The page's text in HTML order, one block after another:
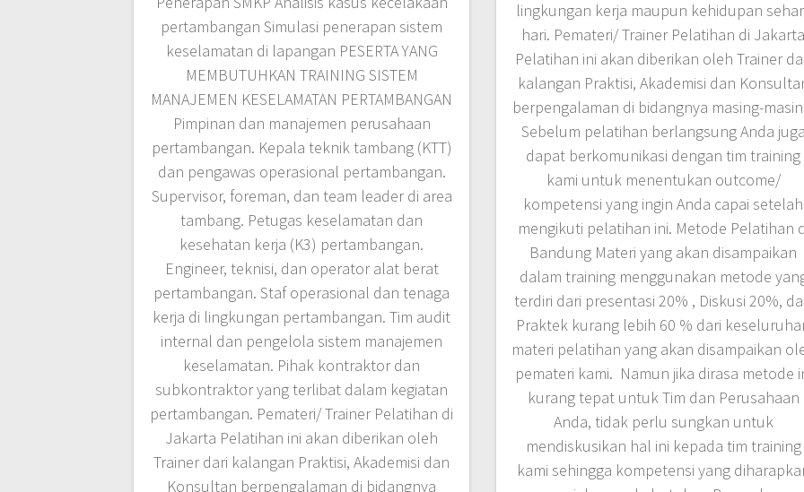
pertambangan Simulasi penerapan sistem
keselamatan di lapangan PESERTA YANG
MEMBUTUHKAN TRAINING SISTEM
MANAJEMEN KESELAMATAN PERTAMBANGAN
Pimpinan dan manajemen perusahaan
pertambangan. Kepala teknik tambang (KTT)
dan pengawas operasional pertambangan.
Supervisor, foreman, dan team leader di area
tambang. Petugas keselamatan dan
kesehatan kerja (K3) pertambangan.
Engineer, teknisi, dan operator alat berat
pertambangan. Staf operasional dan tenaga
kerja di lingkungan pertambangan. Tim audit
internal dan pengelola sistem manajemen
keselamatan. Pihak kontraktor dan
subkontraktor yang terlibat dalam kegiatan
pertambangan. Pemateri/ Trainer Pelatihan di
Jakarta Pelatihan ini akan diberikan oleh
Trainer dari kalangan Praktisi, Akademisi dan
Konsultan berpengalaman di bidangnya
lingkungan kerja maupun kehidupan
hari. Pemateri/ Trainer Pelatihan di Jakarta
Pelatihan ini akan diberikan oleh Trainer
kalangan Praktisi, Akademisi dan
berpengalaman di bidangnya masing-
Sebelum pelatihan berlangsung Anda juga
dapat berkomunikasi dengan tim training
kami untuk menentukan outcome/
kompetensi yang ingin Anda capai setelah
mengikuti pelatihan ini. Metode Pelatihan
Bandung Materi yang akan disampaikan
dalam training menggunakan metode
terdiri dari presentasi 20% , Diskusi 20%,
Praktek kurang lebih 60 % dari
materi pelatihan yang akan disampaikan
pemateri kami. Namun jika dirasa metode
kurang tepat untuk Tim dan Perusahaan
Anda, tidak perlu sungkan untuk
mendiskusikan hal ini kepada tim training
kami sehingga kompetensi yang